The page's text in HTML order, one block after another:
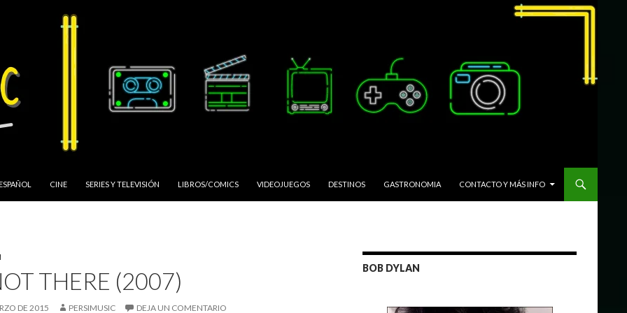
CINE SERIES Y TELEVISIÓN LIBROS/COMICS VIDEOJUEGOS DESTINOS GASTRONOMIA CONTACTO Y MÁS INFO
THERE (2007)
DE 2015 PERSIMUSIC DEJA UN COMENTARIO
BOB DYLAN